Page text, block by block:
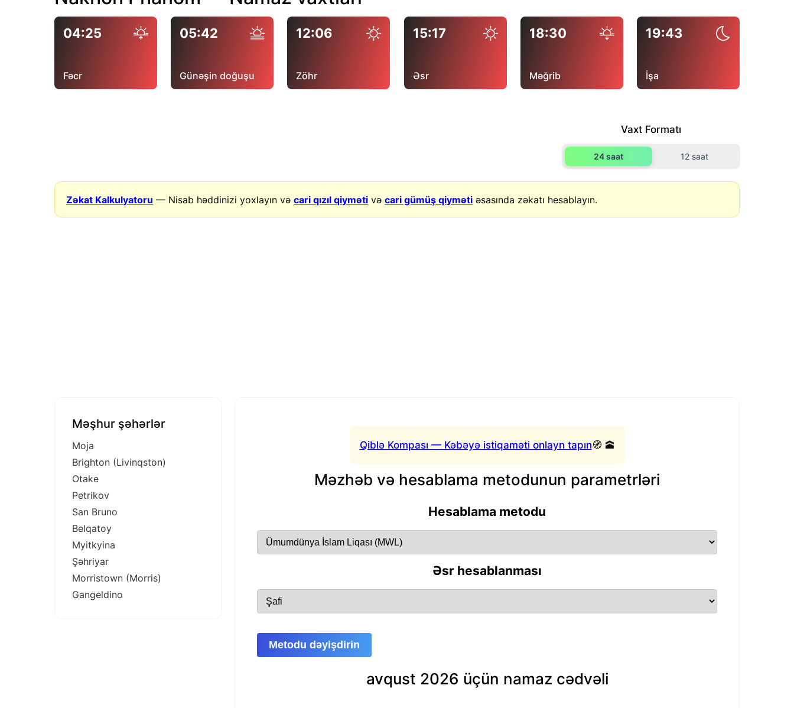
04:25
Fəcr
05:42
Günəşin doğuşu
12:06
Zöhr
15:17
Əsr
18:30
Məğrib
19:43
İşa
Vaxt Formatı
24 saat 12 saat
Zəkat Kalkulyatoru — Nisab həddinizi yoxlayın vəcari qızıl qiyməti vəcari gümüş qiyməti əsasında zəkatı hesablayın.
Qiblə Kompası — Kəbəyə istiqaməti onlayn tapın🧭 🕋
Məzhəb və hesablama metodunun parametrləri
Hesablama metodu
Əsr hesablanması
Metodu dəyişdirin
avqust 2026 üçün namaz cədvəli
Məşhur şəhərlər
Moja
Brighton (Livinqston)
Otake
Petrikov
San Bruno
Belqatoy
Myitkyina
Şəhriyar
Morristown (Morris)
Gangeldino